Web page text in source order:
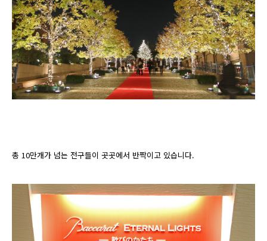
총 10만개가 넘는 전구들이 곳곳에서 반짝이고 있습니다.